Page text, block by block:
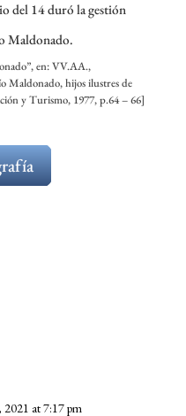
del 14 duró la gestión
Maldonado.
en: VV.AA.,
Maldonado, hijos ilustres de
y Turismo, 1977, p.64 – 66]
2021 at 7:17 pm